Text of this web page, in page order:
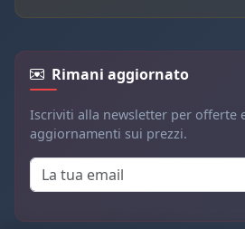
Rimani aggiornato
Iscriviti alla newsletter per offerte
aggiornamenti sui prezzi.